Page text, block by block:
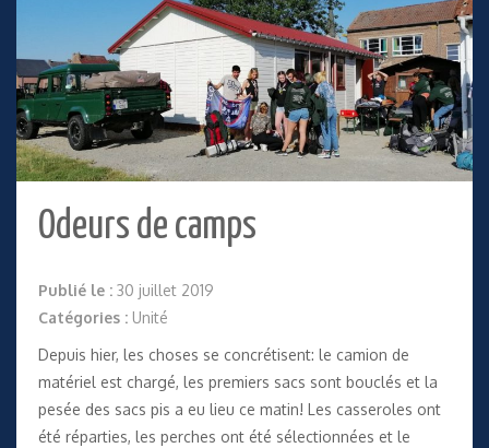
Odeurs de camps
Publié le : 30 juillet 2019
Catégories : Unité
Depuis hier, les choses se concrétisent: le camion de
matériel est chargé, les premiers sacs sont bouclés et la
pesée des sacs pis a eu lieu ce matin! Les casseroles ont
été réparties, les perches ont été sélectionnées et le